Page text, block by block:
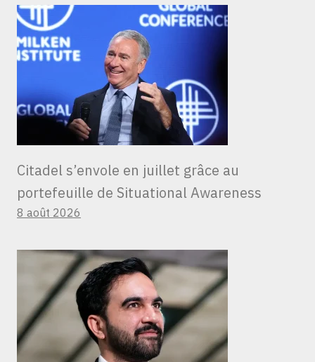
Citadel s’envole en juillet grâce au
portefeuille de Situational Awareness
8 août 2026